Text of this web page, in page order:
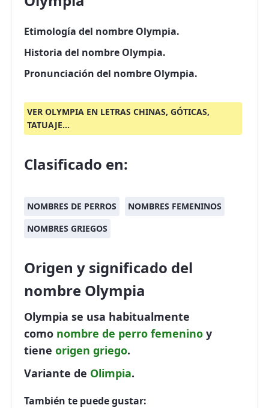
Etimología del nombre Olympia.
Historia del nombre Olympia.
Pronunciación del nombre Olympia.
VER OLYMPIA EN LETRAS CHINAS, GÓTICAS,
TATUAJE...
Clasificado en:
NOMBRES DE PERROS
NOMBRES FEMENINOS
NOMBRES GRIEGOS
Origen y significado del
nombre Olympia
Olympia se usa habitualmente
como nombre de perro femenino y
tiene origen griego.
Variante de Olimpia.
También te puede gustar: